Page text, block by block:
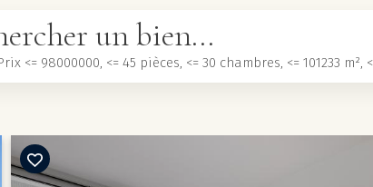
un bien...